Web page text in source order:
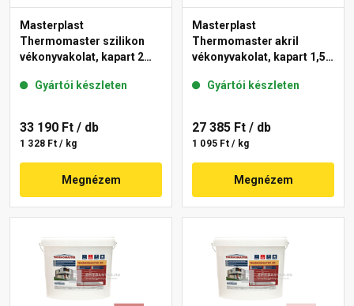
Masterplast
Thermomaster szilikon
vékonyvakolat, kapart 2
Gyártói készleten
33 190 Ft / db
1 328 Ft / kg
Megnézem
Masterplast
Thermomaster akril
vékonyvakolat, kapart 1,5
Gyártói készleten
27 385 Ft / db
1 095 Ft / kg
Megnézem